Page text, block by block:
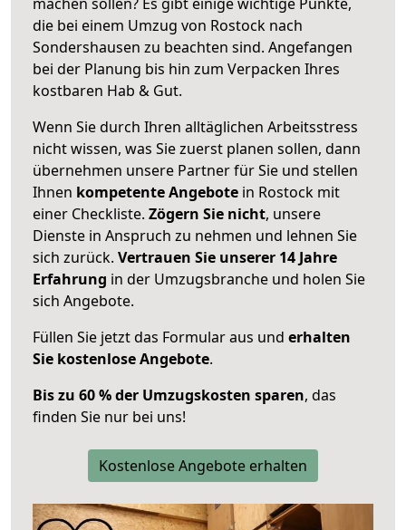
die bei einem Umzug von Rostock nach
Sondershausen zu beachten sind. Angefangen
bei der Planung bis hin zum Verpacken Ihres
kostbaren Hab & Gut.
Wenn Sie durch Ihren alltäglichen Arbeitsstress
nicht wissen, was Sie zuerst planen sollen, dann
übernehmen unsere Partner für Sie und stellen
Ihnen kompetente Angebote in Rostock mit
einer Checkliste. Zögern Sie nicht, unsere
Dienste in Anspruch zu nehmen und lehnen Sie
sich zurück. Vertrauen Sie unserer 14 Jahre
Erfahrung in der Umzugsbranche und holen Sie
sich Angebote.
Füllen Sie jetzt das Formular aus und erhalten
Sie kostenlose Angebote.
Bis zu 60 % der Umzugskosten sparen, das
finden Sie nur bei uns!
Kostenlose Angebote erhalten